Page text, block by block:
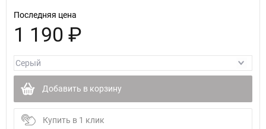
Последняя цена
1 190 ₽
Добавить в корзину
Купить в 1 клик